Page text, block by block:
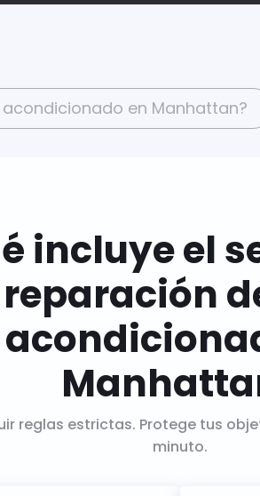
en Manhattan?
incluye el
reparación
reglas estrictas. Protege tus
minuto.